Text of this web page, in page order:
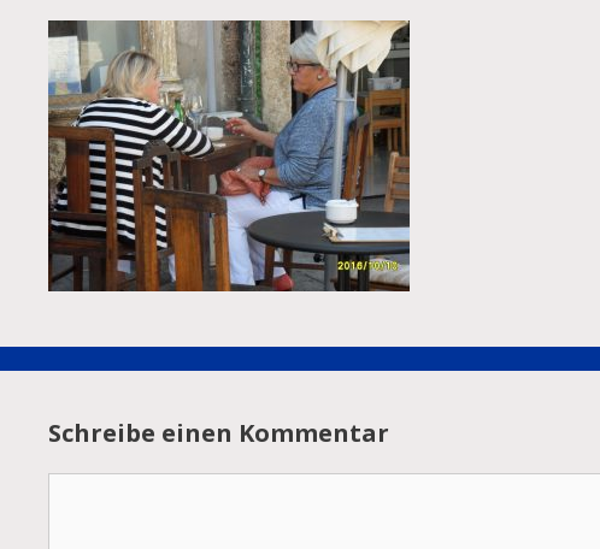
Schreibe einen Kommentar